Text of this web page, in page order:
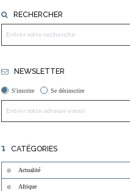
RECHERCHER
NEWSLETTER
S'inscrire Se désinscrire
CATÉGORIES
Actualité
Afrique